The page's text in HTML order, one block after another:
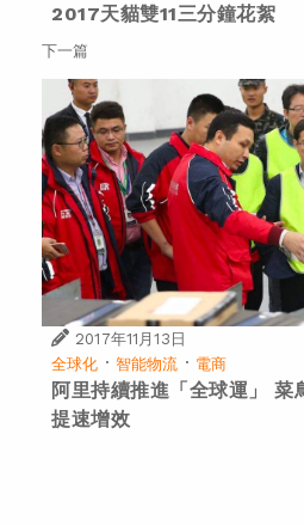
2017天貓雙11三分鐘花絮
下一篇
2017年11月13日
全球化 · 智能物流 · 電商
阿里持續推進「全球運」 菜
提速增效